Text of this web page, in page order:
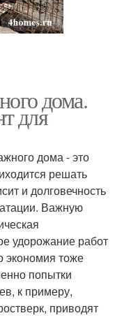
дома.
для
дома - это
решать
и долговечность
Важную
удорожание работ
экономия тоже
попытки
к примеру,
приводят